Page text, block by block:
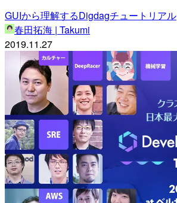
GUIから理解するDigdagチュートリアル
春田拓海 | Takumi
2019.11.27